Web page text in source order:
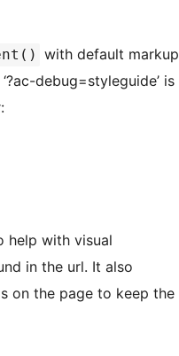
with default markup
debug=styleguide’ is
help with visual
in the url. It also
on the page to keep the